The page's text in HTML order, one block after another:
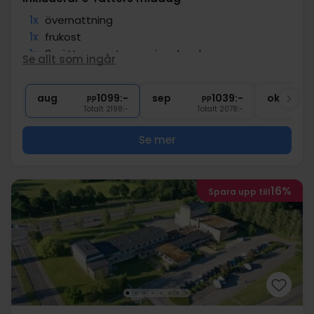
1x övernattning
1x frukost
1x 3-rätters gastronomiupplevelse
Gratis parkering och internet
∞ Bra läge
Se allt som ingår
aug pp1099:-
Totalt 2198:-
sep pp1039:-
Totalt 2078:-
okt
Se mer
Spara upp till16%